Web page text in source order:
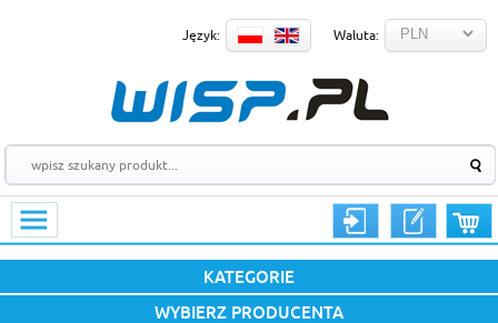
Język: Waluta:
KATEGORIE
WYBIERZ PRODUCENTA